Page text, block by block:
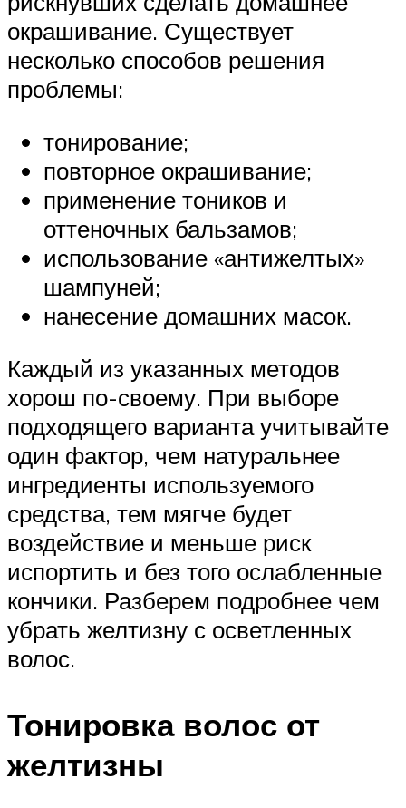
окрашивание. Существует
несколько способов решения
проблемы:
тонирование;
повторное окрашивание;
применение тоников и
оттеночных бальзамов;
использование «антижелтых»
шампуней;
нанесение домашних масок.
Каждый из указанных методов
хорош по-своему. При выборе
подходящего варианта учитывайте
один фактор, чем натуральнее
ингредиенты используемого
средства, тем мягче будет
воздействие и меньше риск
испортить и без того ослабленные
кончики. Разберем подробнее чем
убрать желтизну с осветленных
волос.
Тонировка волос от
желтизны